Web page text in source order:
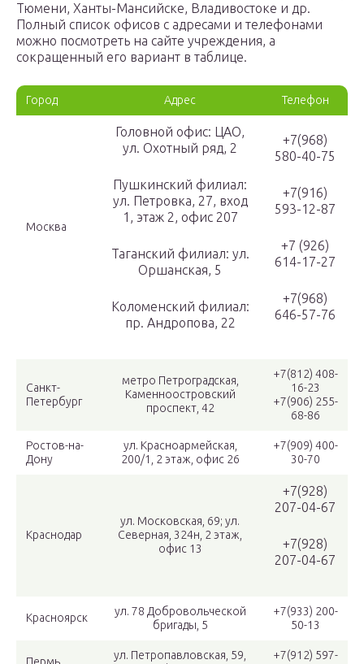
Тюмени, Ханты-Мансийске, Владивостоке и др.
Полный список офисов с адресами и телефонами
можно посмотреть на сайте учреждения, а
сокращенный его вариант в таблице.
Город Адрес Телефон
Москва
Головной офис: ЦАО,
ул. Охотный ряд, 2
Пушкинский филиал:
ул. Петровка, 27, вход
1, этаж 2, офис 207
Таганский филиал: ул.
Оршанская, 5
Коломенский филиал:
пр. Андропова, 22
+7(968)
580-40-75
+7(916)
593-12-87
+7 (926)
614-17-27
+7(968)
646-57-76
Санкт-
Петербург
метро Петроградская,
Каменноостровский
проспект, 42
+7(812) 408-
16-23
+7(906) 255-
68-86
Ростов-на-
Дону
ул. Красноармейская,
200/1, 2 этаж, офис 26
+7(909) 400-
30-70
Краснодар
ул. Московская, 69; ул.
Северная, 324н, 2 этаж,
офис 13
+7(928)
207-04-67
+7(928)
207-04-67
Красноярск
ул. 78 Добровольческой
бригады, 5
+7(933) 200-
50-13
ул. Петропавловская, 59,
+7(912) 597-